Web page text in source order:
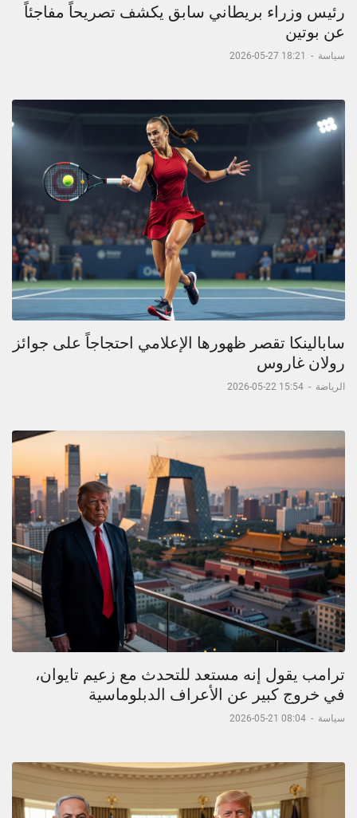
رئيس وزراء بريطاني سابق يكشف تصريحاً مفاجئاً
عن بوتين
سياسة -
18:21 27-05-2026
سابالينكا تقصر ظهورها الإعلامي احتجاجاً على جوائز
رولان غاروس
الرياضة -
15:54 22-05-2026
ترامب يقول إنه مستعد للتحدث مع زعيم تايوان،
في خروج كبير عن الأعراف الدبلوماسية
سياسة -
08:04 21-05-2026